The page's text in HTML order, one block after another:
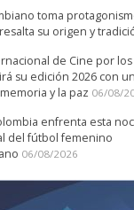
toma
su origen y
de Cine por
su edición 2026 con
y la paz 06/08/
enfrenta esta
del fútbol femenino
06/08/2026